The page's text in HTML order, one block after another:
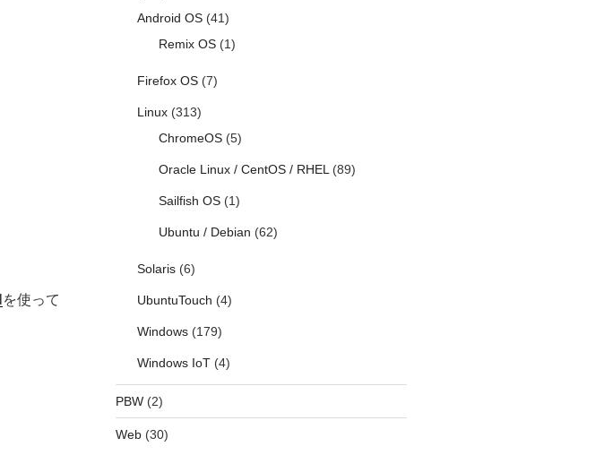
を使って
Android OS(41)
Remix OS(1)
Firefox OS(7)
Linux(313)
ChromeOS(5)
Oracle Linux / CentOS / RHEL (89)
Sailfish OS(1)
Ubuntu / Debian (62)
Solaris(6)
UbuntuTouch (4)
Windows(179)
Windows IoT(4)
PBW(2)
Web(30)